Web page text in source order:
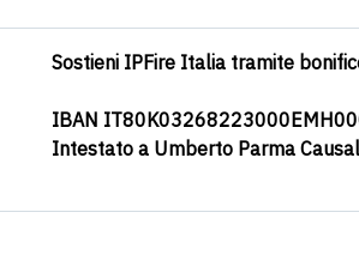
Sostieni IPFire Italia tramite
IBAN
Intestato a Umberto Parma